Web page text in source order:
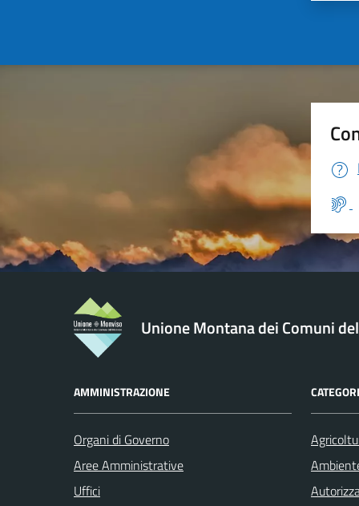
Unione Montana dei Comuni
AMMINISTRAZIONE
Organi di Governo
Aree Amministrative
Uffici